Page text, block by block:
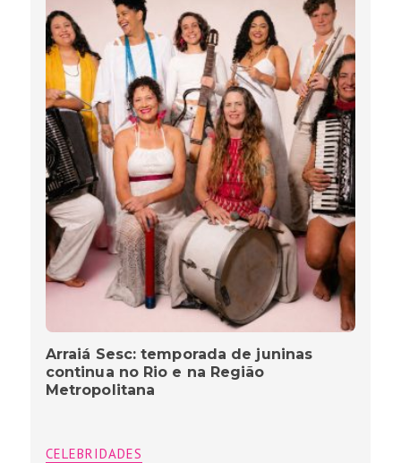
Arraiá Sesc: temporada de juninas
continua no Rio e na Região
Metropolitana
CELEBRIDADES